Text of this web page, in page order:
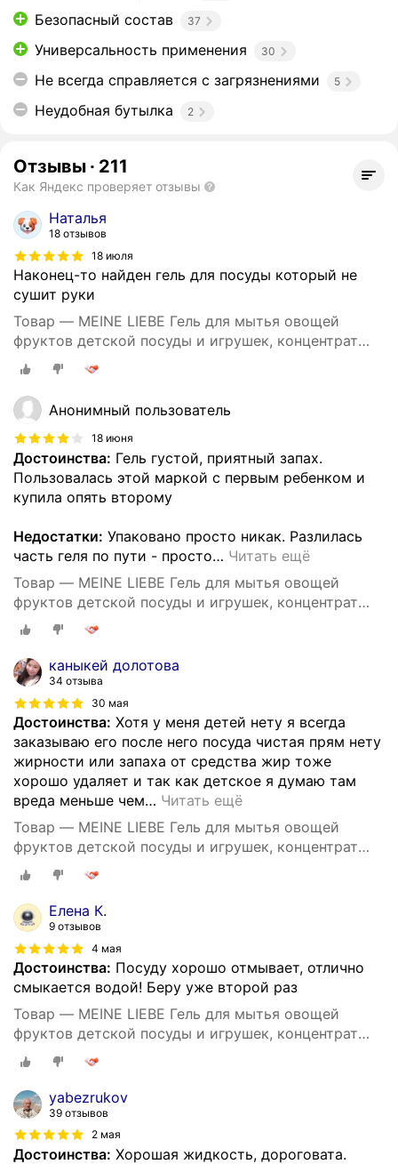
Безопасный состав 37
Универсальность применения 30
Не всегда справляется с загрязнениями 5
Неудобная бутылка 2
Отзывы · 211
Как Яндекс проверяет отзывы
Наталья
18 отзывов
18 июля
Наконец-то найден гель для посуды который не
сушит руки
Товар — MEINE LIEBE Гель для мытья овощей
фруктов детской посуды и игрушек, концентрат
485 мл
Анонимный пользователь
18 июня
Достоинства: Гель густой, приятный запах.
Пользовалась этой маркой с первым ребенком и
купила опять второму
Недостатки: Упаковано просто никак. Разлилась
часть геля по пути - просто… Читать ещё
Товар — MEINE LIEBE Гель для мытья овощей
фруктов детской посуды и игрушек, концентрат
485 мл
каныкей долотова
34 отзыва
30 мая
Достоинства: Хотя у меня детей нету я всегда
заказываю его после него посуда чистая прям нету
жирности или запаха от средства жир тоже
хорошо удаляет и так как детское я думаю там
вреда меньше чем… Читать ещё
Товар — MEINE LIEBE Гель для мытья овощей
фруктов детской посуды и игрушек, концентрат
485 мл
Елена К.
9 отзывов
4 мая
Достоинства: Посуду хорошо отмывает, отлично
смыкается водой! Беру уже второй раз
Товар — MEINE LIEBE Гель для мытья овощей
фруктов детской посуды и игрушек, концентрат
485 мл
yabezrukov
39 отзывов
2 мая
Достоинства: Хорошая жидкость, дороговата.